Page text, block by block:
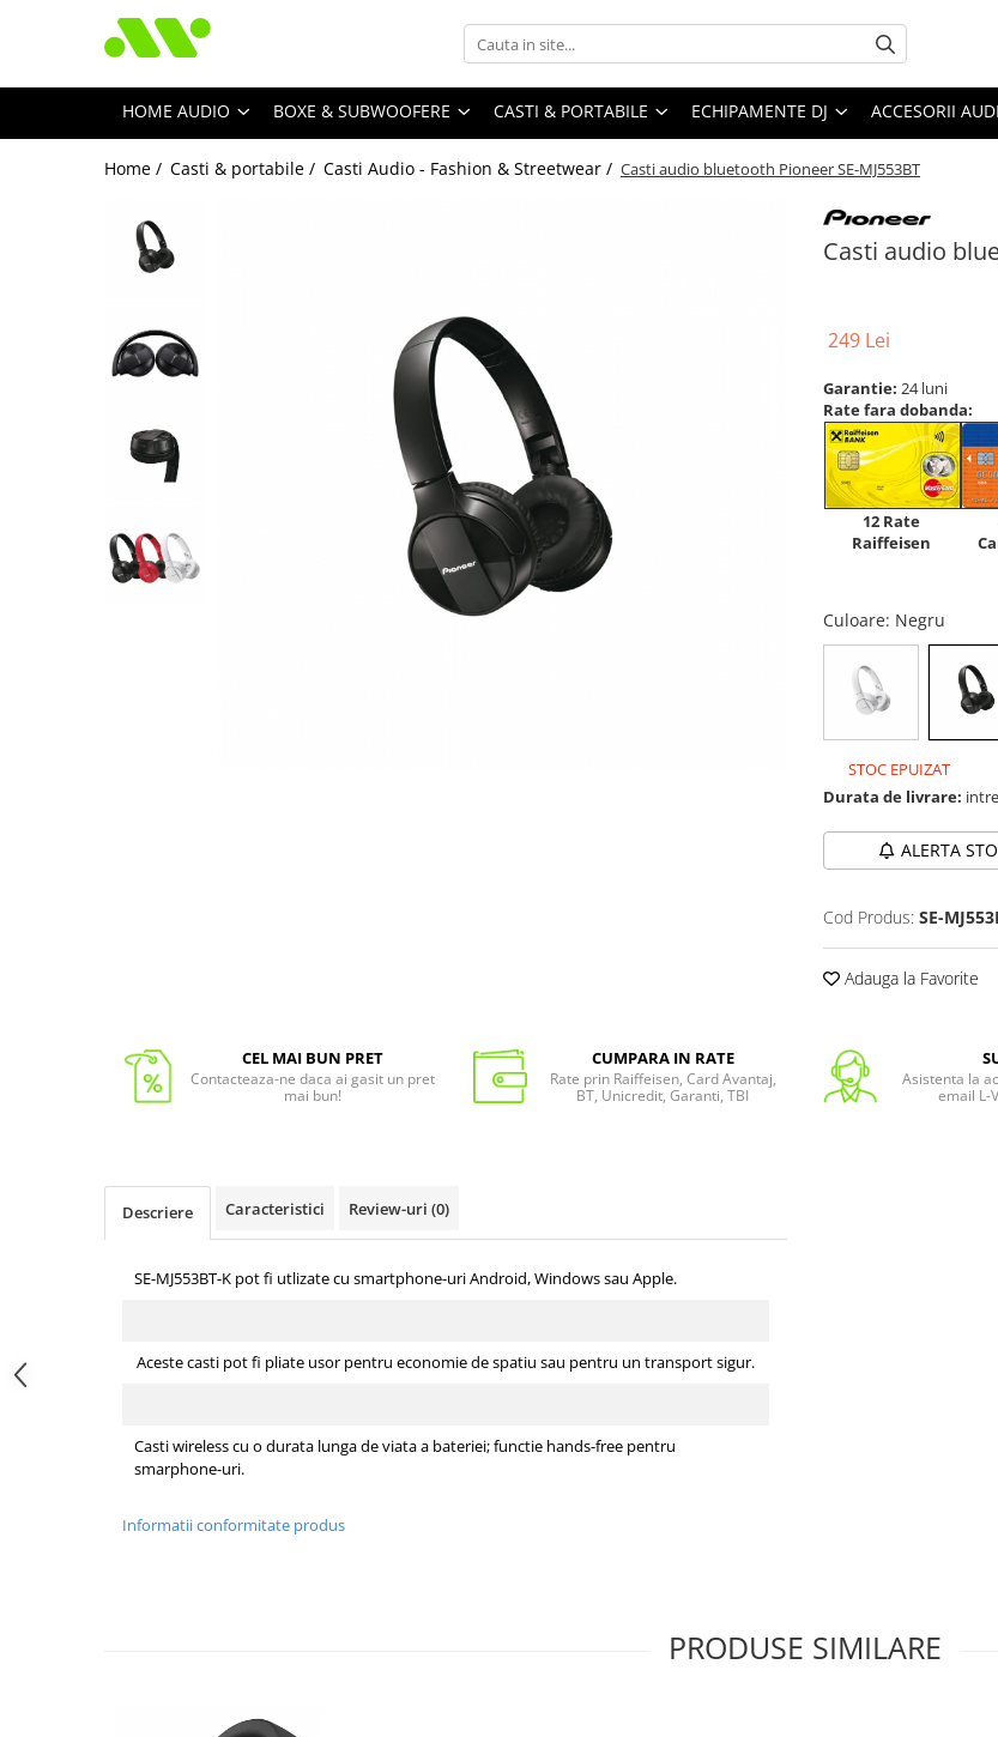
HOME AUDIO BOXE & SUBWOOFERE CASTI & PORTABILE ECHIPAMENTE DJ ACCESORII
Home / Casti & portabile / Casti Audio - Fashion & Streetwear / Casti audio bluetooth Pioneer SE-MJ553BT
Casti audio
249 Lei
Garantie: 24 luni
Rate fara dobanda:
12 Rate
Raiffeisen
Culoare: Negru
STOC EPUIZAT
Durata de livrare:
ALERTA
Cod Produs: SE-
Adauga la Favorite
CEL MAI BUN PRET
Contacteaza-ne daca ai gasit un pret
mai bun!
CUMPARA IN RATE
Rate prin Raiffeisen, Card Avantaj,
BT, Unicredit, Garanti, TBI
Asistenta la
email L-
Descriere Caracteristici Review-uri (0)
SE-MJ553BT-K pot fi utlizate cu smartphone-uri Android, Windows sau Apple.
Aceste casti pot fi pliate usor pentru economie de spatiu sau pentru un transport sigur.
Casti wireless cu o durata lunga de viata a bateriei; functie hands-free pentru
smarphone-uri.
Informatii conformitate produs
PRODUSE SIMILARE